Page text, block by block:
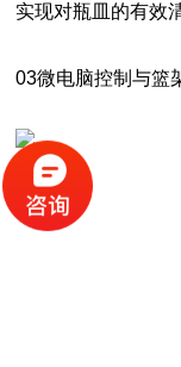
实现对瓶皿的有效
03微电脑控制与篮